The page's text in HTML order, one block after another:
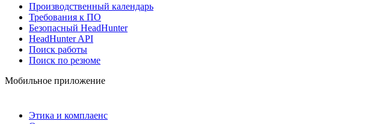
Производственный календарь
Требования к ПО
Безопасный HeadHunter
HeadHunter API
Поиск работы
Поиск по резюме
Мобильное приложение
Этика и комплаенс